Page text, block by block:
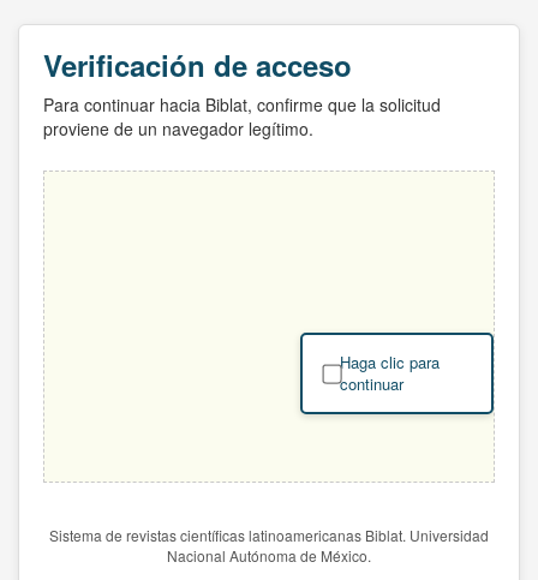
Verificación de acceso
Para continuar hacia Biblat, confirme que la solicitud
proviene de un navegador legítimo.
Haga clic para
continuar
Sistema de revistas científicas latinoamericanas Biblat. Universidad
Nacional Autónoma de México.